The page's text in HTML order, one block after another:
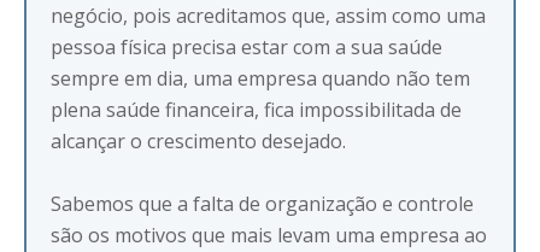
negócio, pois acreditamos que, assim como uma
pessoa física precisa estar com a sua saúde
sempre em dia, uma empresa quando não tem
plena saúde financeira, fica impossibilitada de
alcançar o crescimento desejado.
Sabemos que a falta de organização e controle
são os motivos que mais levam uma empresa ao